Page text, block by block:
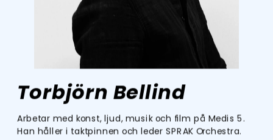
Torbjörn Bellind
Arbetar med konst, ljud, musik och film på Medis 5.
Han håller i taktpinnen och leder SPRAK Orchestra.